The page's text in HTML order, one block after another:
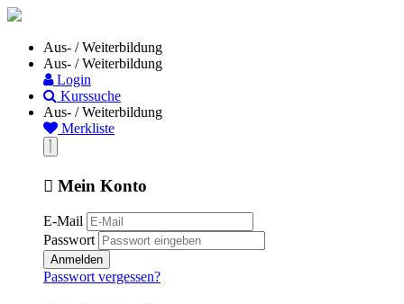
Aus- / Weiterbildung
Aus- / Weiterbildung
Login
Kurssuche
Aus- / Weiterbildung
Merkliste
Mein Konto
E-Mail
Passwort
Anmelden
Passwort vergessen?